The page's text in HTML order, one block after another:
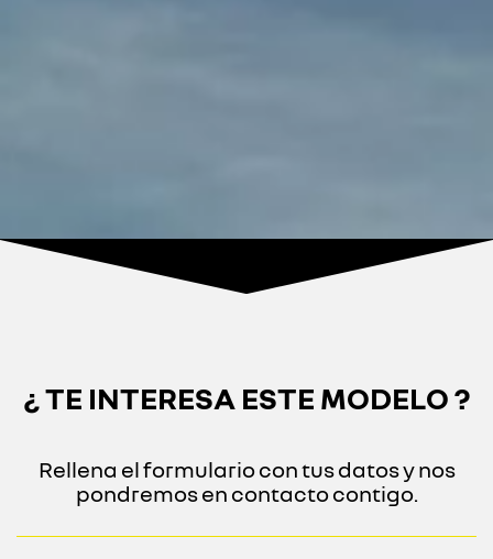
¿ TE INTERESA ESTE MODELO ?
Rellena el formulario con tus datos y nos
pondremos en contacto contigo.